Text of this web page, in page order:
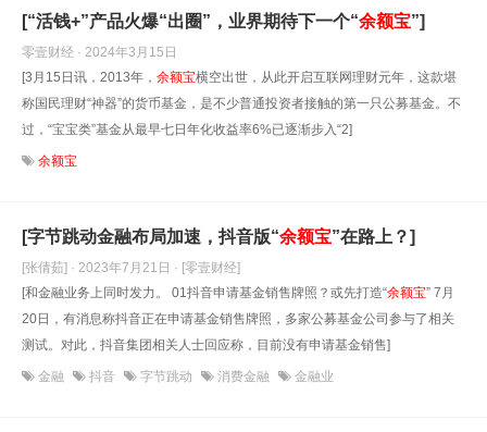
[“活钱+”产品火爆“出圈”，业界期待下一个“余额宝”]
零壹财经 · 2024年3月15日
[3月15日讯，2013年， 余额宝横空出世，从此开启互联网理财元年，这款堪
称国民理财“神器”的货币基金，是不少普通投资者接触的第一只公募基金。不
过，“宝宝类”基金从最早七日年化收益率6%已逐渐步入“2]
余额宝
[字节跳动金融布局加速，抖音版“余额宝”在路上？]
[张倩茹] · 2023年7月21日 · [零壹财经]
[和金融业务上同时发力。 01抖音申请基金销售牌照？或先打造“余额宝” 7月
20日，有消息称抖音正在申请基金销售牌照，多家公募基金公司参与了相关
测试。对此，抖音集团相关人士回应称，目前没有申请基金销售]
金融 抖音 字节跳动 消费金融 金融业